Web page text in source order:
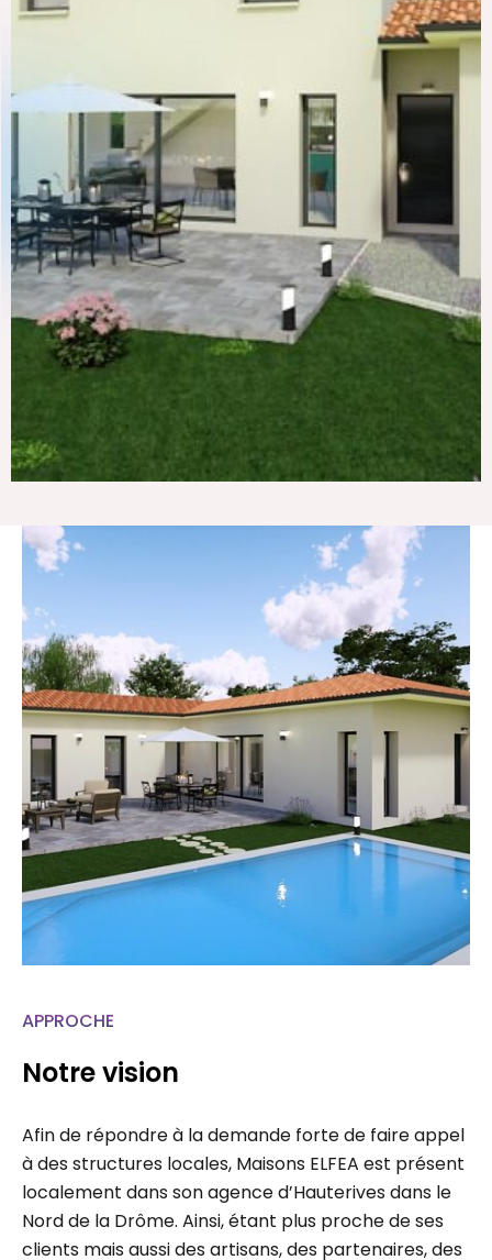
APPROCHE
Notre vision
à des structures locales, Maisons ELFEA est présent
localement dans son agence d’Hauterives dans le
Nord de la Drôme. Ainsi, étant plus proche de ses
clients mais aussi des artisans, des partenaires, des